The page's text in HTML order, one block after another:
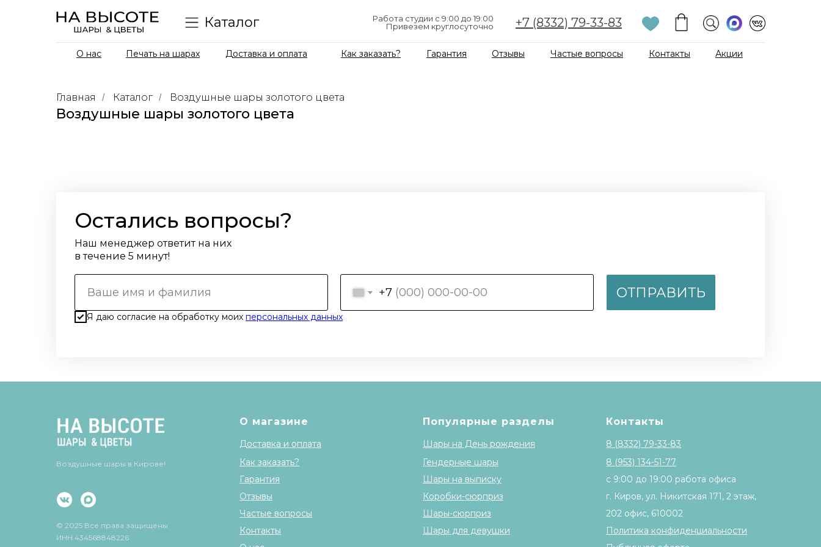
+7 (8332) 79-33-83
Работа студии с 9:00 до 19:00
Привезем круглосуточно
Каталог
Доставка и оплата Как заказать? Гарантия Отзывы Частые вопросы
Печать на шарах Контакты
О нас Акции
Главная / Каталог / Воздушные шары золотого цвета
Воздушные шары золотого цвета
+7
Я даю согласие на обработку моих персональных данных
ОТПРАВИТЬ
Остались вопросы?
Наш менеджер ответит на них
в течение 5 минут!
О магазине
Доставка и оплата
Популярные разделы
Шары на День рождения
Контакты
© 2025 Все права защищены
Как заказать?
Гарантия
Отзывы
Частые вопросы
Контакты
Гендерные шары
Шары на выписку
Коробки-сюрприз
Шары-сюрприз
Шары для девушки
8 (8332) 79-33-83
8 (953) 134-51-77
с 9:00 до 19:00 работа офиса
г. Киров, ул. Никитская 171, 2 этаж,
202 офис, 610002
ИНН 434568848226
Политика конфиденциальности
Воздушные шары в Кирове!